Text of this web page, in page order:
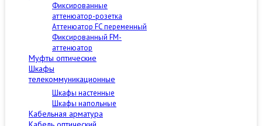
Фиксированные
аттенюатор-розетка
Аттенюатор FC переменный
Фиксированный FM-
аттенюатор
Муфты оптические
Шкафы
телекоммуникационные
Шкафы настенные
Шкафы напольные
Кабельная арматура